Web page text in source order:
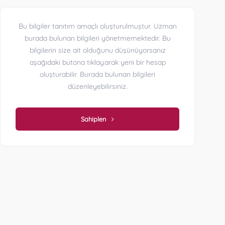
Bu bilgiler tanıtım amaçlı oluşturulmuştur. Uzman
burada bulunan bilgileri yönetmemektedir. Bu
bilgilerin size ait olduğunu düşünüyorsanız
aşağıdaki butona tıklayarak yeni bir hesap
oluşturabilir. Burada bulunan bilgileri
düzenleyebilirsiniz.
Sahiplen